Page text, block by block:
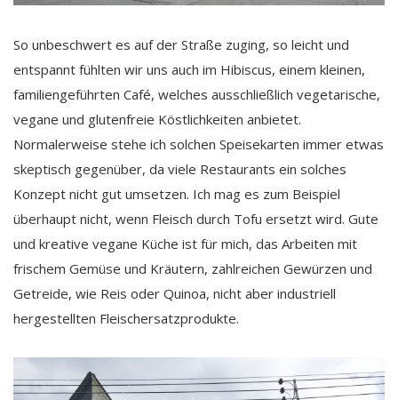
So unbeschwert es auf der Straße zuging, so leicht und
entspannt fühlten wir uns auch im Hibiscus, einem kleinen,
familiengeführten Café, welches ausschließlich vegetarische,
vegane und glutenfreie Köstlichkeiten anbietet.
Normalerweise stehe ich solchen Speisekarten immer etwas
skeptisch gegenüber, da viele Restaurants ein solches
Konzept nicht gut umsetzen. Ich mag es zum Beispiel
überhaupt nicht, wenn Fleisch durch Tofu ersetzt wird. Gute
und kreative vegane Küche ist für mich, das Arbeiten mit
frischem Gemüse und Kräutern, zahlreichen Gewürzen und
Getreide, wie Reis oder Quinoa, nicht aber industriell
hergestellten Fleischersatzprodukte.